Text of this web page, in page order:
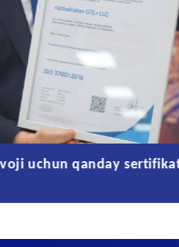
uchun qanday